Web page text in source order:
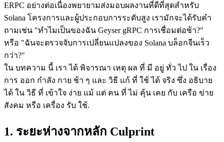
ERPC อย่างต่อเนื่องพยายามส่งมอบผลงานที่ดีที่สุดสําหรับ
Solana โครงการและผู้ประกอบการระดับสูง เรามักจะได้รับคํา
ถามเช่น "ทําไมเป็นของฉัน Geyser gRPC การเชื่อมต่อช้า?"
หรือ "ฉันจะตรวจจับการเปลี่ยนแปลงของ Solana บล็อกจีนเร็ว
กว่า?"
ใน บทความ นี้ เรา ได้ พิจารณา เหตุ ผล ที่ มี อยู่ ทั่ว ไป ใน เรื่อง
การ ออก กําลัง กาย ช้า ๆ และ วิธี แก้ ที่ ใช้ ได้ จริง ซึ่ง อธิบาย
ได้ ใน วิธี ที่ เข้าใจ ง่าย แม้ แต่ คน ที่ ไม่ คุ้น เคย กับ เครือ ข่าย
สังคม หรือ เครื่อง รับ ใช้.
1. ระยะห่างจากหลัก Culprint